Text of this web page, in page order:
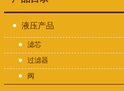
液压产品
滤芯
过滤器
阀